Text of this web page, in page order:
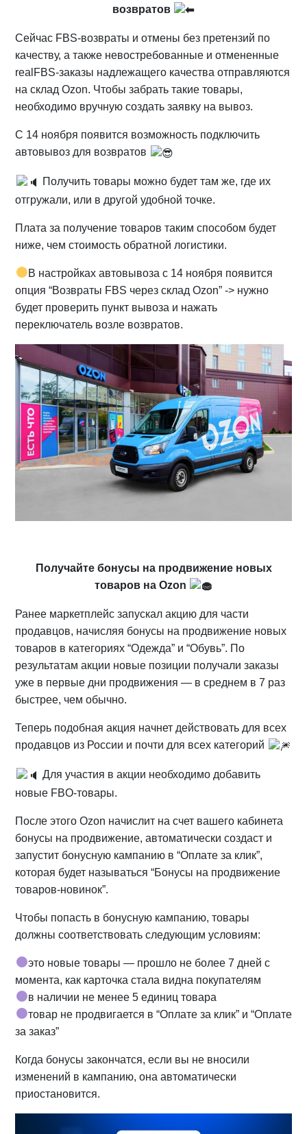
возвратов
Сейчас FBS-возвраты и отмены без претензий по
качеству, а также невостребованные и отмененные
realFBS-заказы надлежащего качества отправляются
на склад Ozon. Чтобы забрать такие товары,
необходимо вручную создать заявку на вывоз.
С 14 ноября появится возможность подключить
автовывоз для возвратов
Получить товары можно будет там же, где их
отгружали, или в другой удобной точке.
Плата за получение товаров таким способом будет
ниже, чем стоимость обратной логистики.
В настройках автовывоза с 14 ноября появится
опция “Возвраты FBS через склад Ozon” -> нужно
будет проверить пункт вывоза и нажать
переключатель возле возвратов.
Получайте бонусы на продвижение новых
товаров на Ozon
Ранее маркетплейс запускал акцию для части
продавцов, начисляя бонусы на продвижение новых
товаров в категориях “Одежда” и “Обувь”. По
результатам акции новые позиции получали заказы
уже в первые дни продвижения — в среднем в 7 раз
быстрее, чем обычно.
Теперь подобная акция начнет действовать для всех
продавцов из России и почти для всех категорий
Для участия в акции необходимо добавить
новые FBO-товары.
После этого Ozon начислит на счет вашего кабинета
бонусы на продвижение, автоматически создаст и
запустит бонусную кампанию в “Оплате за клик”,
которая будет называться “Бонусы на продвижение
товаров-новинок”.
Чтобы попасть в бонусную кампанию, товары
должны соответствовать следующим условиям:
это новые товары — прошло не более 7 дней с
момента, как карточка стала видна покупателям
в наличии не менее 5 единиц товара
товар не продвигается в “Оплате за клик” и “Оплате
за заказ”
Когда бонусы закончатся, если вы не вносили
изменений в кампанию, она автоматически
приостановится.